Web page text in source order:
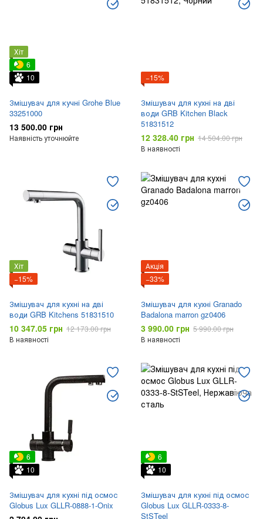
Хіт
6
10
Змішувач для кучні Grohe Blue
33251000
13 500.00 грн
Наявність уточнюйте
−15%
Змішувач для кухні на дві
води GRB Kitchen Black
51831512
12 328.40 грн 14 504.00 грн
В наявності
Хіт
−15%
Змішувач для кухні на дві
води GRB Kitchens 51831510
10 347.05 грн 12 173.00 грн
В наявності
Акція
−33%
Змішувач для кухні Granado
Badalona marron gz0406
3 990.00 грн 5 990.00 грн
В наявності
6
10
Змішувач для кухні під осмос
Globus Lux GLLR-0888-1-Onix
6
10
Змішувач для кухні під осмос
Globus Lux GLLR-0333-8-
StSTeel